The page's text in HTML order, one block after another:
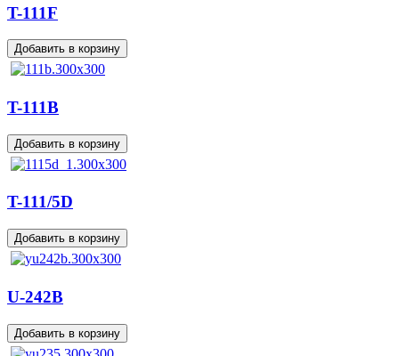
T-111F
T-111B
T-111/5D
U-242B